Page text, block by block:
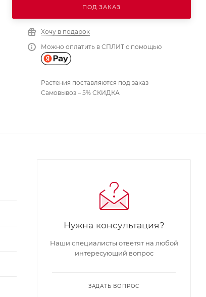
ПОД ЗАКАЗ
Хочу в подарок
Можно оплатить в СПЛИТ с помощью
Растения поставляются под заказ
Самовывоз – 5% СКИДКА
Нужна консультация?
Наши специалисты ответят на любой
интересующий вопрос
ЗАДАТЬ ВОПРОС